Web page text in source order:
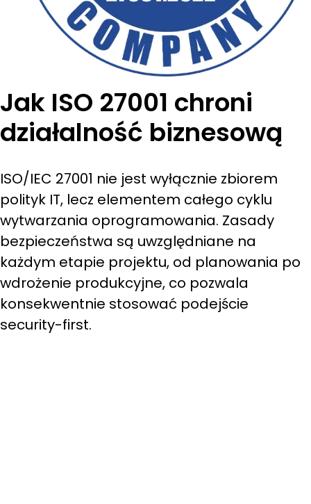
Jak ISO 27001 chroni
działalność biznesową
ISO/IEC 27001 nie jest wyłącznie zbiorem
polityk IT, lecz elementem całego cyklu
wytwarzania oprogramowania. Zasady
bezpieczeństwa są uwzględniane na
każdym etapie projektu, od planowania po
wdrożenie produkcyjne, co pozwala
konsekwentnie stosować podejście
security-first.